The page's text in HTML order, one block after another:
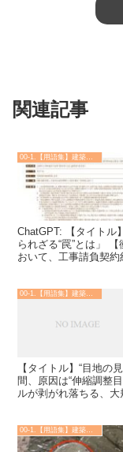
関連記事
00-1.【用語集】建築・土木・設備
ChatGPT: 【タイトル
られざる“罠”とは」
おいて、工事請負契約
00-1.【用語集】建築・土木・設備
【タイトル】“目地の
間、原因は“伸縮調整
ルが剥がれ落ちる、
00-1.【用語集】建築・土木・設備